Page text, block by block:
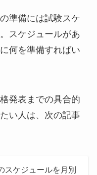
準備には試験スケ
スケジュールがあ
何を準備すればい
発表までの具合的
い人は、次の記事
スケジュールを月別